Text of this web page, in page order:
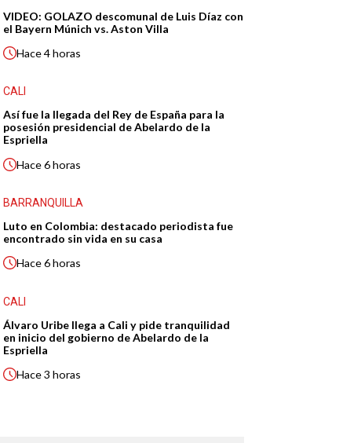
VIDEO: GOLAZO descomunal de Luis Díaz con
el Bayern Múnich vs. Aston Villa
Hace4 horas
CALI
Así fue la llegada del Rey de España para la
posesión presidencial de Abelardo de la
Espriella
Hace6 horas
BARRANQUILLA
Luto en Colombia: destacado periodista fue
encontrado sin vida en su casa
Hace6 horas
CALI
Álvaro Uribe llega a Cali y pide tranquilidad
en inicio del gobierno de Abelardo de la
Espriella
Hace3 horas